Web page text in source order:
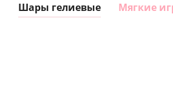
Шары гелиевые Мягкие